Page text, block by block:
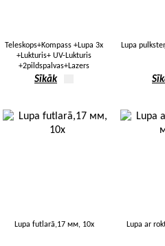
Teleskops+Kompass +Lupa 3x
+Lukturis+ UV-Lukturis
+2pildspalvas+Lazers
Sīkāk
Lupa
Lupa futlarā,17 мм, 10х Lupa ar